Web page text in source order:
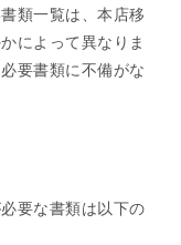
類一覧は、本店移
によって異なりま
要書類に不備がな
要な書類は以下の